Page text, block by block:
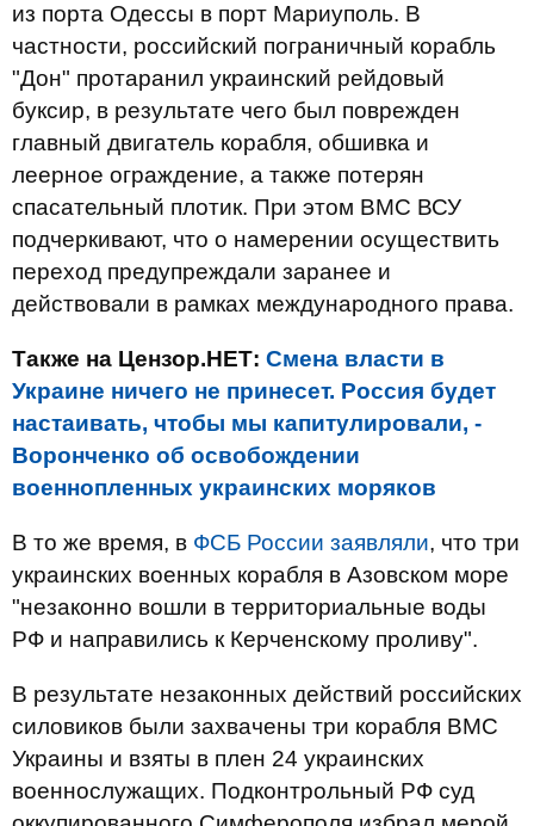
из порта Одессы в порт Мариуполь. В
частности, российский пограничный корабль
"Дон" протаранил украинский рейдовый
буксир, в результате чего был поврежден
главный двигатель корабля, обшивка и
леерное ограждение, а также потерян
спасательный плотик. При этом ВМС ВСУ
подчеркивают, что о намерении осуществить
переход предупреждали заранее и
действовали в рамках международного права.
Также на Цензор.НЕТ: Смена власти в
Украине ничего не принесет. Россия будет
настаивать, чтобы мы капитулировали, -
Воронченко об освобождении
военнопленных украинских моряков
В то же время, в ФСБ России заявляли, что три
украинских военных корабля в Азовском море
"незаконно вошли в территориальные воды
РФ и направились к Керченскому проливу".
В результате незаконных действий российских
силовиков были захвачены три корабля ВМС
Украины и взяты в плен 24 украинских
военнослужащих. Подконтрольный РФ суд